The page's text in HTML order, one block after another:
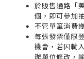
於販售通路「
個，即可參加
不管單筆消費
每張發票僅限
機會，若因輸
辦單位修改，